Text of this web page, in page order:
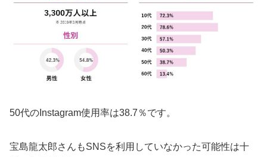
50代のInstagram使用率は38.7％です。
宝島龍太郎さんもSNSを利用していなかった可能性は十